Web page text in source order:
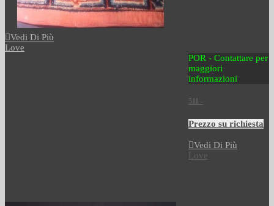
Vedi Di Più
Love
POR - Contattare per
maggiori
informazioni
511 -
Prezzo su richiesta
Vedi Di Più
Love